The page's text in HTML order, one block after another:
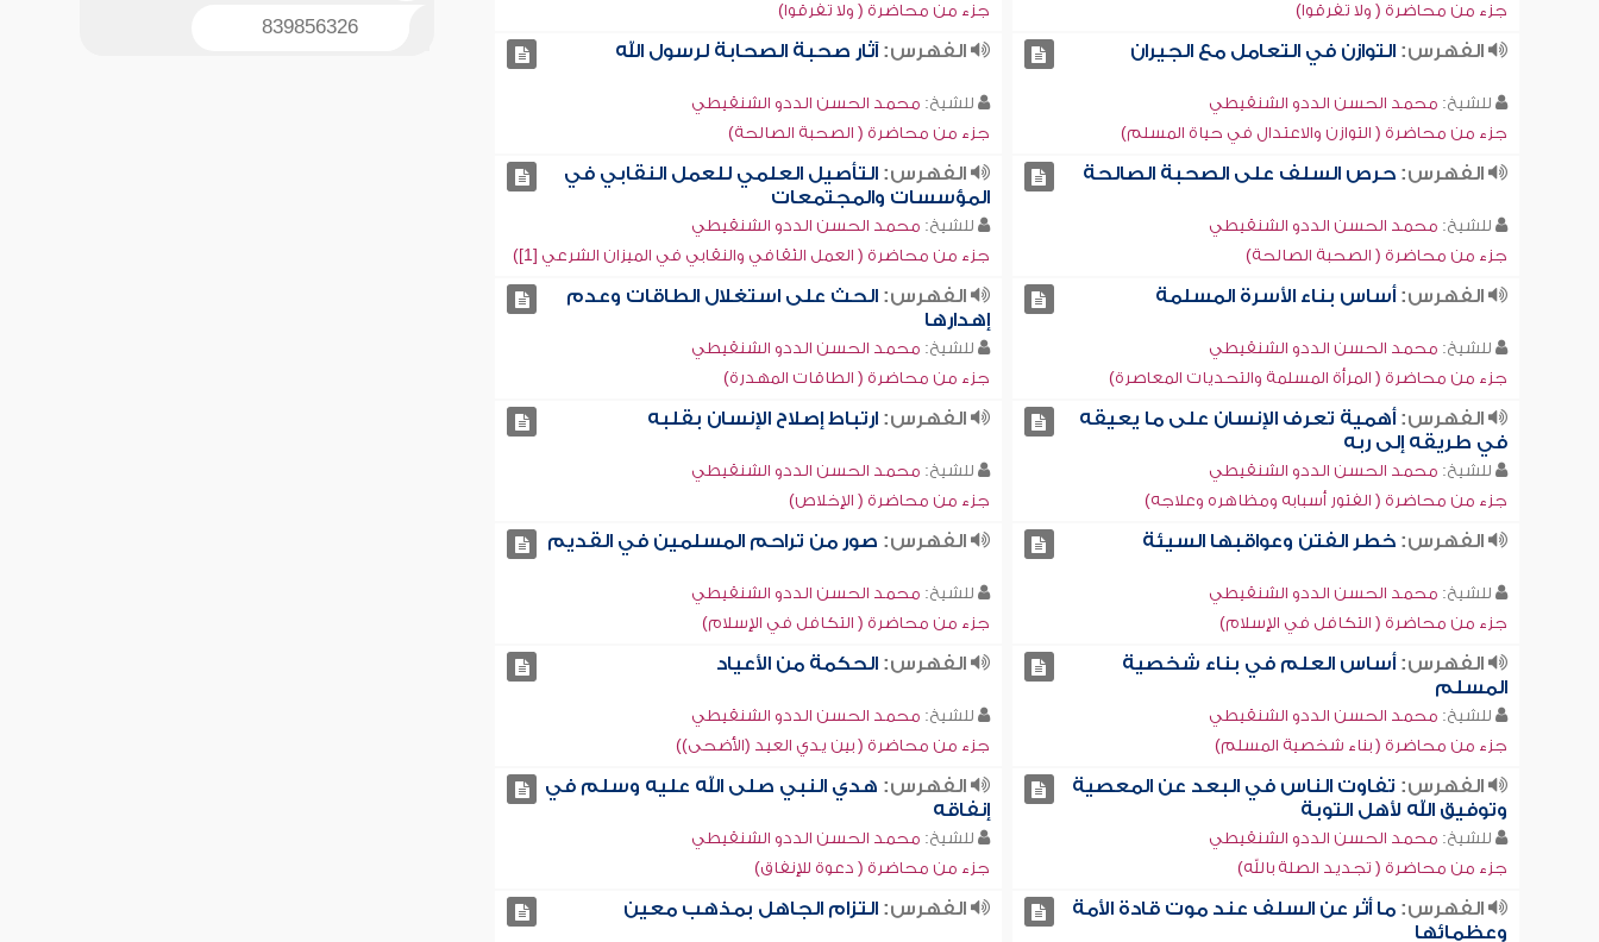
جزء من محاضرة ( ولا تفرقوا)
جزء من محاضرة ( ولا تفرقوا)
الفهرس:التوازن في التعامل مع الجيران
للشيخ: محمد الحسن الددو الشنقيطي
جزء من محاضرة ( التوازن والاعتدال في حياة المسلم)
الفهرس: آثار صحبة الصحابة لرسول الله
للشيخ: محمد الحسن الددو الشنقيطي
جزء من محاضرة ( الصحبة الصالحة)
الفهرس:حرص السلف على الصحبة الصالحة
للشيخ: محمد الحسن الددو الشنقيطي
جزء من محاضرة ( الصحبة الصالحة)
الفهرس: التأصيل العلمي للعمل النقابي في
المؤسسات والمجتمعات
للشيخ: محمد الحسن الددو الشنقيطي
جزء من محاضرة ( العمل الثقافي والنقابي في الميزان الشرعي [1])
الفهرس:أساس بناء الأسرة المسلمة
للشيخ: محمد الحسن الددو الشنقيطي
جزء من محاضرة ( المرأة المسلمة والتحديات المعاصرة)
الفهرس: الحث على استغلال الطاقات وعدم
إهدارها
للشيخ: محمد الحسن الددو الشنقيطي
جزء من محاضرة ( الطاقات المهدرة)
الفهرس:أهمية تعرف الإنسان على ما يعيقه
في طريقه إلى ربه
للشيخ: محمد الحسن الددو الشنقيطي
جزء من محاضرة ( الفتور أسبابه ومظاهره وعلاجه)
الفهرس: ارتباط إصلاح الإنسان بقلبه
للشيخ: محمد الحسن الددو الشنقيطي
جزء من محاضرة ( الإخلاص)
الفهرس:خطر الفتن وعواقبها السيئة
للشيخ: محمد الحسن الددو الشنقيطي
جزء من محاضرة ( التكافل في الإسلام)
الفهرس: صور من تراحم المسلمين في القديم
للشيخ: محمد الحسن الددو الشنقيطي
جزء من محاضرة ( التكافل في الإسلام)
الفهرس:أساس العلم في بناء شخصية
المسلم
للشيخ: محمد الحسن الددو الشنقيطي
جزء من محاضرة ( بناء شخصية المسلم)
الفهرس: الحكمة من الأعياد
للشيخ: محمد الحسن الددو الشنقيطي
جزء من محاضرة ( بين يدي العيد (الأضحى))
الفهرس: تفاوت الناس في البعد عن المعصية
وتوفيق الله لأهل التوبة
للشيخ: محمد الحسن الددو الشنقيطي
جزء من محاضرة ( تجديد الصلة بالله)
الفهرس: هدي النبي صلى الله عليه وسلم في
إنفاقه
للشيخ: محمد الحسن الددو الشنقيطي
جزء من محاضرة ( دعوة للإنفاق)
الفهرس:ما أثر عن السلف عند موت قادة الأمة
وعظمائها
الفهرس: التزام الجاهل بمذهب معين
839856326